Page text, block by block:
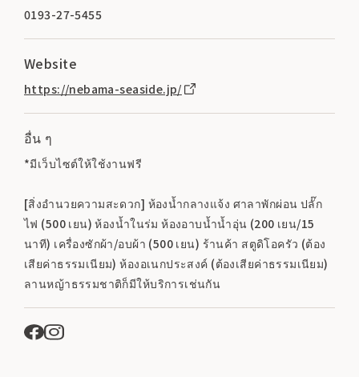
0193-27-5455
Website
https://nebama-seaside.jp/
อื่น ๆ
*มีเว็บไซต์ให้ใช้งานฟรี
[สิ่งอำนวยความสะดวก] ห้องน้ำกลางแจ้ง ศาลาพักผ่อน ปลั๊ก
ไฟ (500 เยน) ห้องน้ำในร่ม ห้องอาบน้ำน้ำอุ่น (200 เยน/15
นาที) เครื่องซักผ้า/อบผ้า (500 เยน) ร้านค้า สตูดิโอครัว (ต้อง
เสียค่าธรรมเนียม) ห้องอเนกประสงค์ (ต้องเสียค่าธรรมเนียม)
ลานหญ้าธรรมชาติก็มีให้บริการเช่นกัน